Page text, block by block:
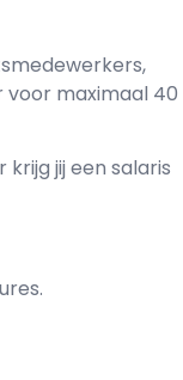
voor maximaal 40
jij een salaris